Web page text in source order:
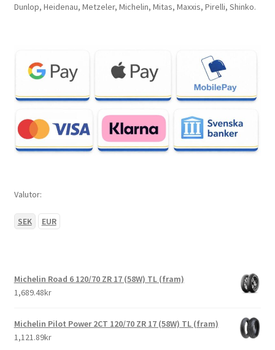
Dunlop, Heidenau, Metzeler, Michelin, Mitas, Maxxis, Pirelli, Shinko.
Valutor:
SEK EUR
Michelin Road 6 120/70 ZR 17 (58W) TL (fram)
1,689.48kr
Michelin Pilot Power 2CT 120/70 ZR 17 (58W) TL (fram)
1,121.89kr